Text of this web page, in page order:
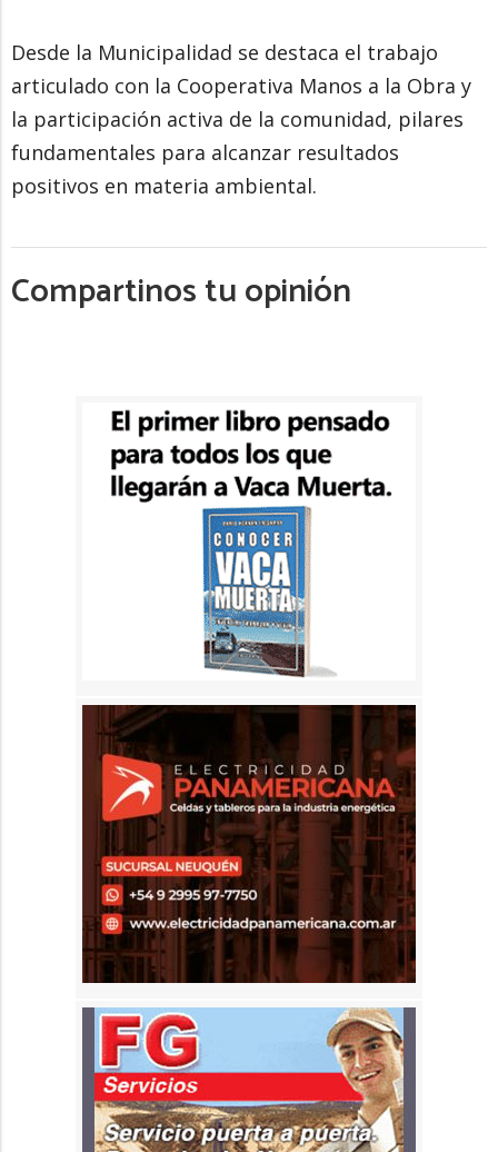
Desde la Municipalidad se destaca el trabajo
articulado con la Cooperativa Manos a la Obra y
la participación activa de la comunidad, pilares
fundamentales para alcanzar resultados
positivos en materia ambiental.
Compartinos tu opinión